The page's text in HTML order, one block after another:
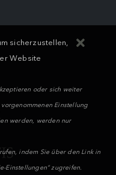
sicherzustellen,
Website
oder sich weiter
Einstellung
werden, werden nur
indem Sie über den Link in
Einstellungen“ zugreifen.